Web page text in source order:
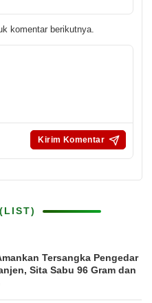
komentar berikutnya.
Tersangka Pengedar
Sita Sabu 96 Gram dan